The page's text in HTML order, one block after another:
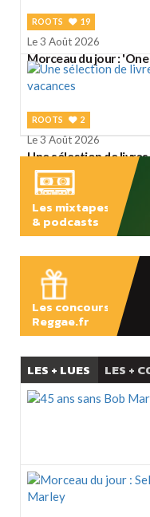
ROOTS 19
Le 3 Août 2026
Morceau du jour :
ROOTS 2
Le 3 Août 2026
Une sélection de
vacances
Les mixtapes
& podcasts
Les concours
Reggae.fr
LES + LUES LES +